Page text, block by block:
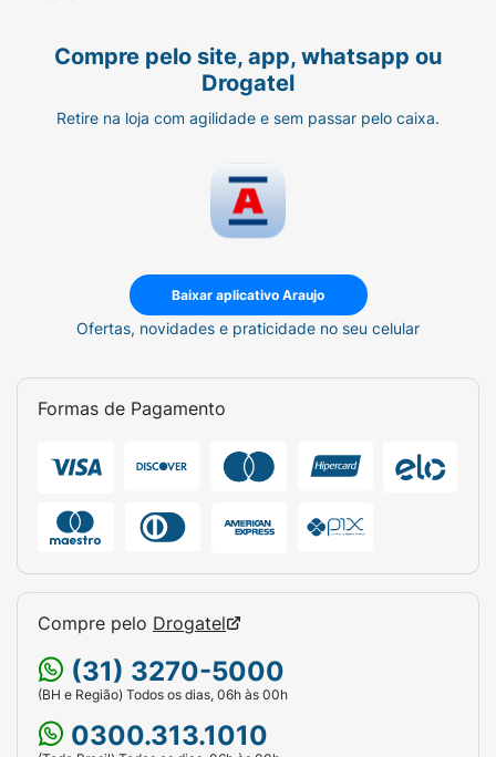
Compre pelo site, app, whatsapp ou
Drogatel
Retire na loja com agilidade e sem passar pelo caixa.
Baixar aplicativo Araujo
Ofertas, novidades e praticidade no seu celular
Formas de Pagamento
Compre pelo Drogatel
(31) 3270-5000
(BH e Região) Todos os dias, 06h às 00h
0300.313.1010